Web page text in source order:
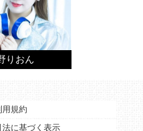
りおん
用規約
法に基づく表示